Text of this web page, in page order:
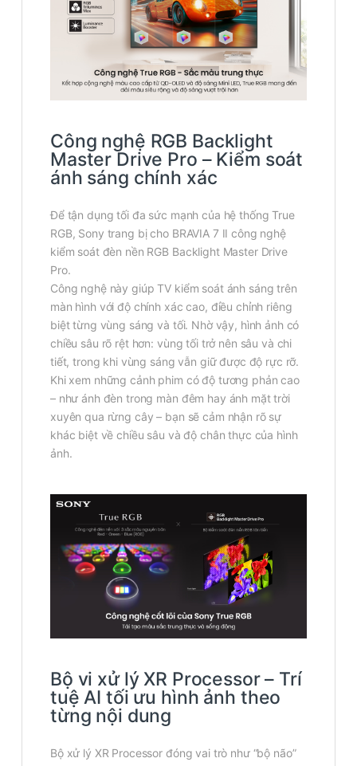
Công nghệ RGB Backlight
Master Drive Pro – Kiểm soát
ánh sáng chính xác
Để tận dụng tối đa sức mạnh của hệ thống True
RGB, Sony trang bị cho BRAVIA 7 II công nghệ
kiểm soát đèn nền RGB Backlight Master Drive
Pro.
Công nghệ này giúp TV kiểm soát ánh sáng trên
màn hình với độ chính xác cao, điều chỉnh riêng
biệt từng vùng sáng và tối. Nhờ vậy, hình ảnh có
chiều sâu rõ rệt hơn: vùng tối trở nên sâu và chi
tiết, trong khi vùng sáng vẫn giữ được độ rực rỡ.
Khi xem những cảnh phim có độ tương phản cao
– như ánh đèn trong màn đêm hay ánh mặt trời
xuyên qua rừng cây – bạn sẽ cảm nhận rõ sự
khác biệt về chiều sâu và độ chân thực của hình
ảnh.
Bộ vi xử lý XR Processor – Trí
tuệ AI tối ưu hình ảnh theo
từng nội dung
Bộ xử lý XR Processor đóng vai trò như “bộ não”